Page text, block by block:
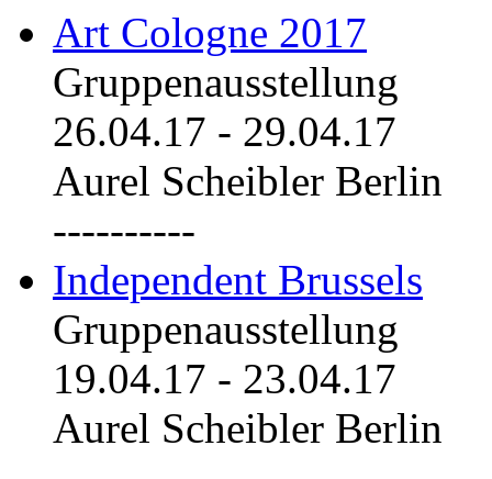
Art Cologne 2017
Gruppenausstellung
26.04.17 - 29.04.17
Aurel Scheibler Berlin
----------
Independent Brussels
Gruppenausstellung
19.04.17 - 23.04.17
Aurel Scheibler Berlin